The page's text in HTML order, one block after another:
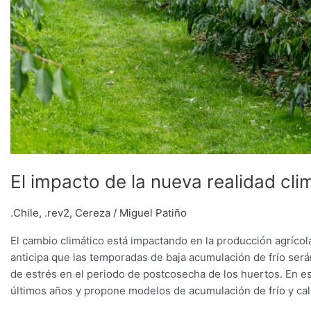
El impacto de la nueva realidad
.Chile, .rev2, Cereza / Miguel Patiño
El cambio climático está impactando en la producción
anticipa que las temporadas de baja acumulación de frío
de estrés en el periodo de postcosecha de los huertos. En
últimos años y propone modelos de acumulación de frío y